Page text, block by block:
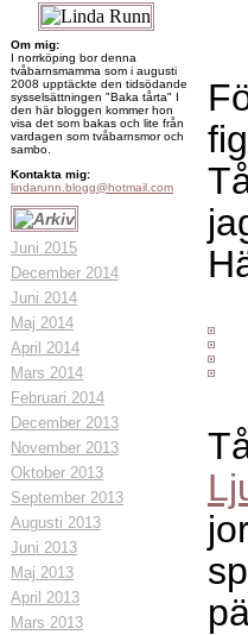
Om mig:
I norrköping bor denna
tvåbarnsmamma som i augusti
2008 upptäckte den tidsödande
sysselsättningen "Baka tårta" I
den här bloggen kommer hon
visa det som bakas och lite från
vardagen som tvåbarnsmor och
sambo.
Kontakta mig:
lindarunn.blogg@hotmail.com
Juni 2015
December 2014
Juni 2014
Maj 2014
April 2014
Mars 2014
Februari 2014
December 2013
November 2013
Oktober 2013
September 2013
Augusti 2013
Juni 2013
Maj 2013
April 2013
Mars 2013